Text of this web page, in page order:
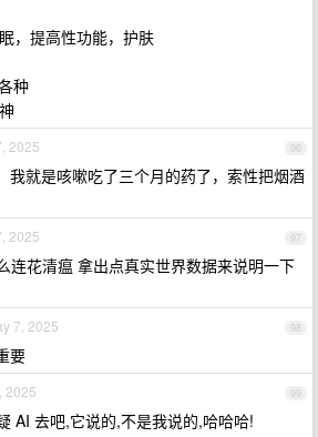
，提高性功能，护肤
种
96
2025
我就是咳嗽吃了三个月的药了，索性把烟酒
97
2025
连花清瘟 拿出点真实世界数据来说明一下
98
7, 2025
要
99
2025
AI 去吧,它说的,不是我说的,哈哈哈!